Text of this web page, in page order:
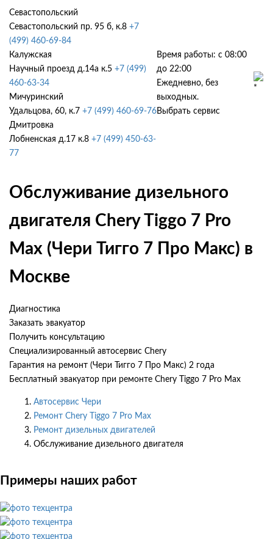
Севастопольский
Севастопольский пр. 95 б, к.8 +7
(499) 460-69-84
Калужская
Научный проезд д.14а к.5 +7 (499)
460-63-34
Мичуринский
Удальцова, 60, к.7 +7 (499) 460-69-76
Дмитровка
Лобненская д.17 к.8 +7 (499) 450-63-
77
Время работы: с 08:00
до 22:00
Ежедневно, без
выходных.
Выбрать сервис
Обслуживание дизельного
двигателя Chery Tiggo 7 Pro
Max (Чери Тигго 7 Про Макс) в
Москве
Диагностика
Заказать эвакуатор
Получить консультацию
Специализированный автосервис Chery
Гарантия на ремонт (Чери Тигго 7 Про Макс) 2 года
Бесплатный эвакуатор при ремонте Chery Tiggo 7 Pro Max
Автосервис Чери
Ремонт Chery Tiggo 7 Pro Max
Ремонт дизельных двигателей
Обслуживание дизельного двигателя
Примеры наших работ